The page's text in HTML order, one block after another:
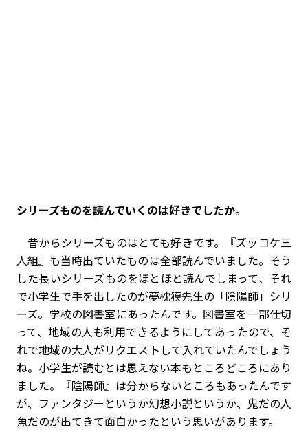
――シリーズものを読んでいくのは好きでしたか。
昔からシリーズものはとても好きです。『ズッコケ三
人組』も当時出ていたものは全部読んでいました。そう
した長いシリーズものをほとほと読んでしまって、それ
で小学生で手を出したのが夢枕獏先生の「陰陽師」シリ
ーズ。学校の図書室にあったんです。図書室を一部仕切
って、地域の人も利用できるようにしてあったので、そ
れで地域の大人がリクエストして入れていたんでしょう
ね。小学生が読むとは思えない本もところどころにあり
ました。『陰陽師』は分からないところもあったんです
が、ファンタジーというか幻想小説というか、鬼だの人
魚だのが出てきて面白かったという思いがあります。